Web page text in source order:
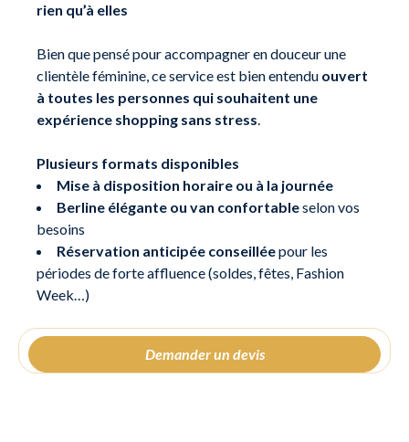
Demander un devis
rien qu’à elles
Bien que pensé pour accompagner en douceur une
clientèle féminine, ce service est bien entendu ouvert
à toutes les personnes qui souhaitent une
expérience shopping sans stress.
Plusieurs formats disponibles
Mise à disposition horaire ou à la journée
Berline élégante ou van confortableselon vos
besoins
Réservation anticipée conseilléepour les
périodes de forte affluence (soldes, fêtes, Fashion
Week…)